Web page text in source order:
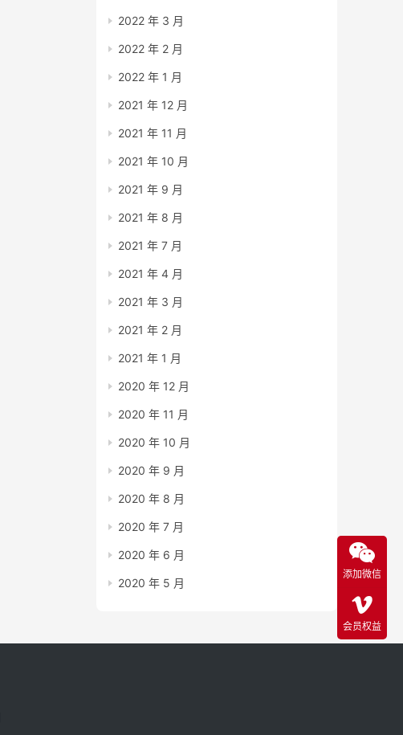
2022 年 3 月
2022 年 2 月
2022 年 1 月
2021 年 12 月
2021 年 11 月
2021 年 10 月
2021 年 9 月
2021 年 8 月
2021 年 7 月
2021 年 4 月
2021 年 3 月
2021 年 2 月
2021 年 1 月
2020 年 12 月
2020 年 11 月
2020 年 10 月
2020 年 9 月
2020 年 8 月
2020 年 7 月
2020 年 6 月
2020 年 5 月
添加微信
会员权益